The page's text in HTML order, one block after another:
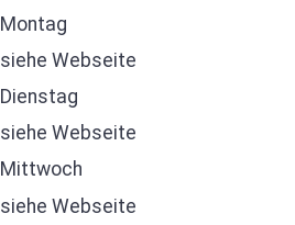
Montag
siehe Webseite
Dienstag
siehe Webseite
Mittwoch
siehe Webseite